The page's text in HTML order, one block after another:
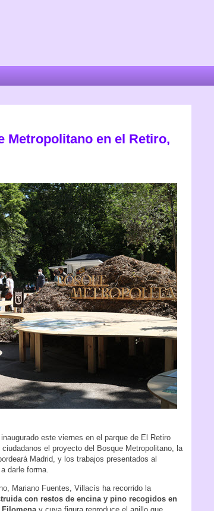
Metropolitano en el Retiro,
este viernes en el parque de El Retiro
el proyecto del Bosque Metropolitano, la
Madrid, y los trabajos presentados al
darle forma.
Mariano Fuentes, Villacís ha recorrido la
con restos de encina y pino recogidos en